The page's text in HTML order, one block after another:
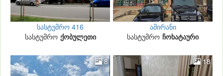
სასტუმრო 416
სასტუმრო ქობულეთი
ამირანი
სასტუმრო ჩოხატაური
8 18